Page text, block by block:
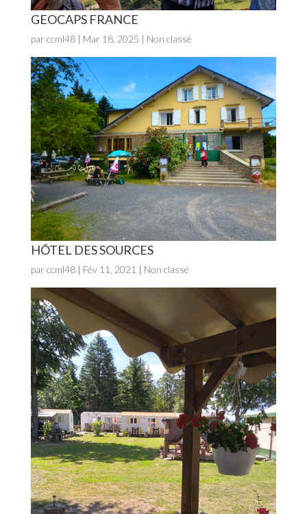
GEOCAPS FRANCE
par ccml48| Mar 18, 2025 | Non classé
HÔTEL DES SOURCES
par ccml48| Fév 11, 2021 | Non classé